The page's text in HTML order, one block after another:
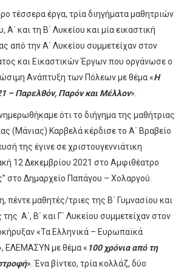
τέσσερα έργα, τρία διηγήματα μαθητριών
Α΄ και τη Β΄ Λυκείου και μία εικαστική
από την Α΄ Λυκείου συμμετείχαν στον
και Εικαστικών Έργων που οργάνωσε ο
Ανάπτυξη των Πόλεων με θέμα «Η
– Παρελθόν, Παρόν και Μέλλον».
ότι το διήγημα της μαθήτριας
(Μάνιας) Καρβελά κέρδισε το Α΄ Βραβείο
της έγινε σε χριστουγεννιάτικη
12 Δεκεμβρίου 2021 στο Αμφιθέατρο
στο Δημαρχείο Παπάγου – Χολαργού.
πέντε μαθητές/τριες της Β΄ Γυμνασίου και
Α΄, Β΄ και Γ΄ Λυκείου συμμετείχαν στον
«Τα Ελληνικά – Ευρωπαϊκά
ΕΛΕΜΑΣΥΝ με θέμα « 100 χρόνια από τη
». Ένα βίντεο, τρία κολλάζ, δύο